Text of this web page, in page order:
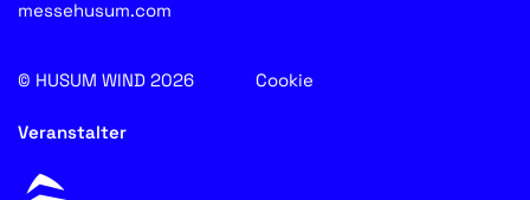
messehusum.com
© HUSUM WIND 2026 Cookie
Veranstalter